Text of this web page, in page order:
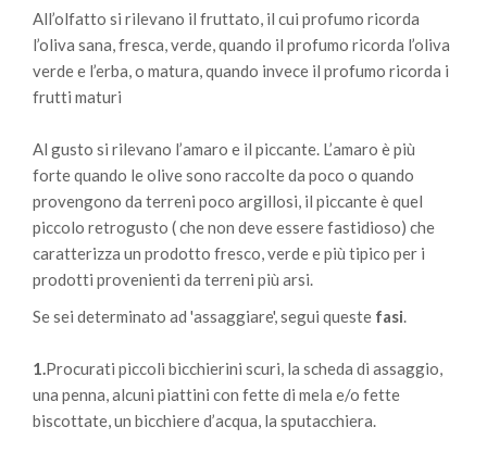
All’olfatto si rilevano il fruttato, il cui profumo ricorda
l’oliva sana, fresca, verde, quando il profumo ricorda l’oliva
verde e l’erba, o matura, quando invece il profumo ricorda i
frutti maturi
Al gusto si rilevano l’amaro e il piccante. L’amaro è più
forte quando le olive sono raccolte da poco o quando
provengono da terreni poco argillosi, il piccante è quel
piccolo retrogusto ( che non deve essere fastidioso) che
caratterizza un prodotto fresco, verde e più tipico per i
prodotti provenienti da terreni più arsi.
Se sei determinato ad 'assaggiare', segui queste fasi.
1.Procurati piccoli bicchierini scuri, la scheda di assaggio,
una penna, alcuni piattini con fette di mela e/o fette
biscottate, un bicchiere d’acqua, la sputacchiera.